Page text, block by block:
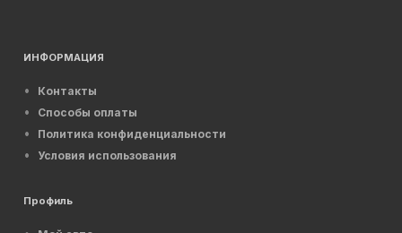
ИНФОРМАЦИЯ
Контакты
Способы оплаты
Политика конфиденциальности
Условия использования
Профиль